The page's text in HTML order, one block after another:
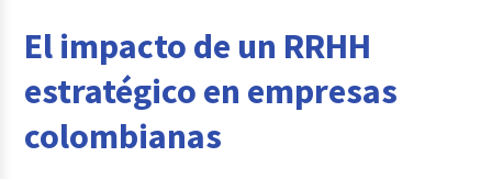
El impacto de un RRHH
estratégico en empresas
colombianas